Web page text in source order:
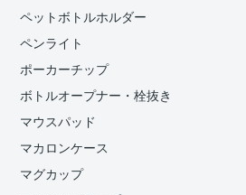
ペットボトルホルダー
ペンライト
ポーカーチップ
ボトルオープナー・栓抜き
マウスパッド
マカロンケース
マグカップ